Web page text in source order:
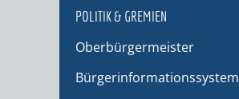
POLITIK & GREMIEN
Oberbürgermeister
Bürgerinformationssystem